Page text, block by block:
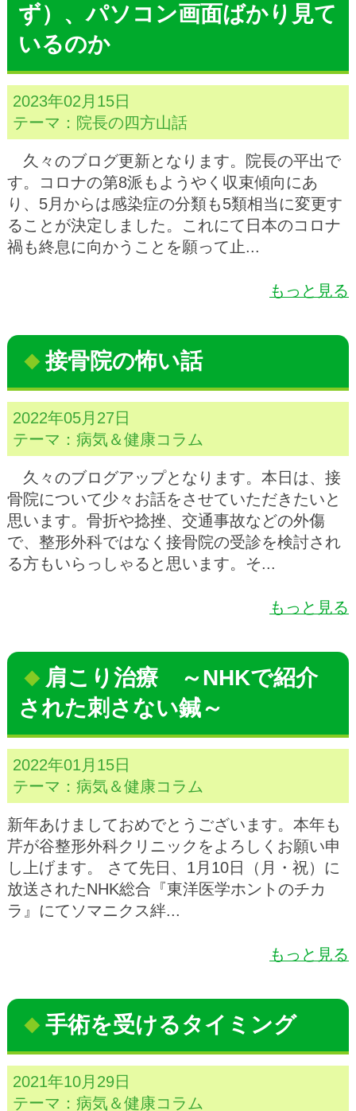
ず）、パソコン画面ばかり見て
いるのか
2023年02月15日
テーマ： 院長の四方山話
久々のブログ更新となります。院長の平出で
す。コロナの第8派もようやく収束傾向にあ
り、5月からは感染症の分類も5類相当に変更す
ることが決定しました。これにて日本のコロナ
禍も終息に向かうことを願って止...
もっと見る
接骨院の怖い話
2022年05月27日
テーマ： 病気＆健康コラム
久々のブログアップとなります。本日は、接
骨院について少々お話をさせていただきたいと
思います。骨折や捻挫、交通事故などの外傷
で、整形外科ではなく接骨院の受診を検討され
る方もいらっしゃると思います。そ...
もっと見る
肩こり治療 ～NHKで紹介
された刺さない鍼～
2022年01月15日
テーマ： 病気＆健康コラム
新年あけましておめでとうございます。本年も
芹が谷整形外科クリニックをよろしくお願い申
し上げます。 さて先日、1月10日（月・祝）に
放送されたNHK総合『東洋医学ホントのチカ
ラ』にてソマニクス絆...
もっと見る
手術を受けるタイミング
2021年10月29日
テーマ： 病気＆健康コラム